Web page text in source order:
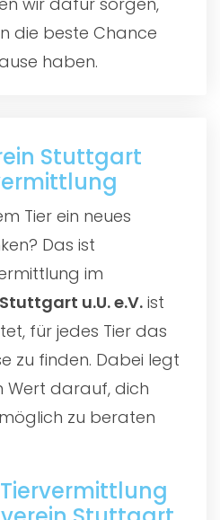
die beste Chance
haben.
Stuttgart
Tier ein neues
Das ist
im
u.U. e.V. ist
für jedes Tier das
zu finden. Dabei legt
Wert darauf, dich
zu beraten